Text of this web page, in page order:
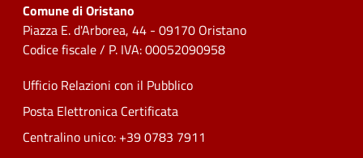
Comune di Oristano
Piazza E. d'Arborea, 44 - 09170 Oristano
Codice fiscale / P. IVA: 00052090958
Ufficio Relazioni con il Pubblico
Posta Elettronica Certificata
Centralino unico: +39 0783 7911